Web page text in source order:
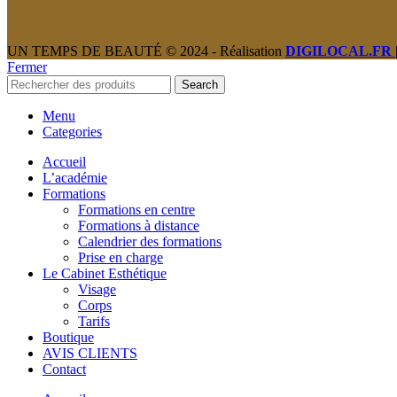
UN TEMPS DE BEAUTÉ © 2024 - Réalisation DIGILOCAL.FR |
Fermer
Search
Menu
Categories
Accueil
L’académie
Formations
Formations en centre
Formations à distance
Calendrier des formations
Prise en charge
Le Cabinet Esthétique
Visage
Corps
Tarifs
Boutique
AVIS CLIENTS
Contact